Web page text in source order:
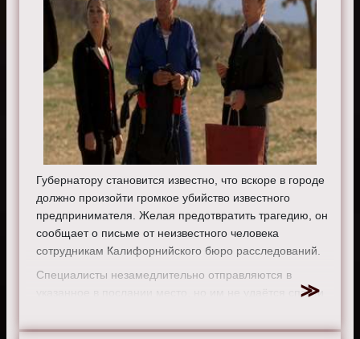
Губернатору становится известно, что вскоре в городе
должно произойти громкое убийство известного
предпринимателя. Желая предотвратить трагедию, он
сообщает о письме от неизвестного человека
сотрудникам Калифорнийского бюро расследований.
Специалисты незамедлительно отправляются в
указанное в послании место, но им не удаётся спасти
неожиданно. Он разбивается насмерть свершив